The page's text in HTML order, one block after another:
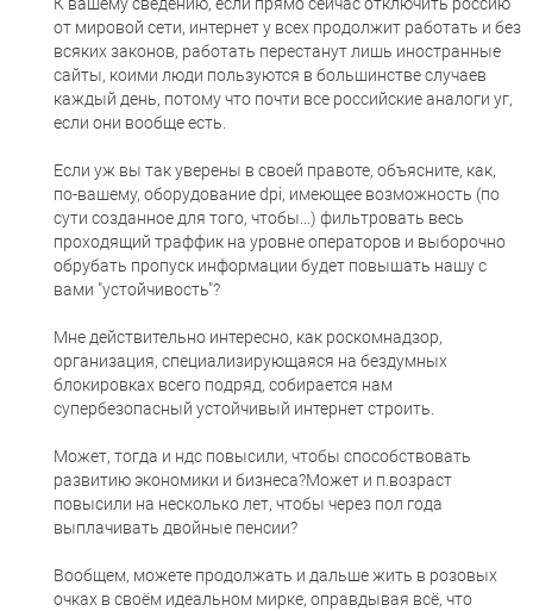
от мировой сети, интернет у всех продолжит работать и без
всяких законов, работать перестанут лишь иностранные
сайты, коими люди пользуются в большинстве случаев
каждый день, потому что почти все российские аналоги уг,
если они вообще есть.
Если уж вы так уверены в своей правоте, объясните, как,
по-вашему, оборудование dpi, имеющее возможность (по
сути созданное для того, чтобы...) фильтровать весь
проходящий траффик на уровне операторов и выборочно
обрубать пропуск информации будет повышать нашу с
вами "устойчивость"?
Мне действительно интересно, как роскомнадзор,
организация, специализирующаяся на бездумных
блокировках всего подряд, собирается нам
супербезопасный устойчивый интернет строить.
Может, тогда и ндс повысили, чтобы способствовать
развитию экономики и бизнеса?Может и п.возраст
повысили на несколько лет, чтобы через пол года
выплачивать двойные пенсии?
Вообщем, можете продолжать и дальше жить в розовых
очках в своём идеальном мирке, оправдывая всё, что